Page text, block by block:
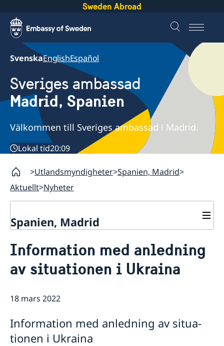
Sweden Abroad
SvenskaEnglishEspañol
Sveriges ambassad
Madrid, Spanien
Välkommen till Sveriges ambassad i Madrid.
Lokal tid20:09
Utlandsmyndigheter Spanien, Madrid
Aktuellt Nyheter
Spanien, Madrid
Om oss
Ambassadens personal
Dataskyddspolicy (GDPR)
Lediga tjänster
Så stöttar vi svenska företag
Team Sweden
Svenska företag i Spanien
Anmäl handelshinder
Nyheter
evenemang
Svenskrelaterade kontakter i Spanien
Infor­ma­tion med anled­ning
av situ­a­tionen i Ukraina
18 mars 2022
Infor­ma­tion med anled­ning av situ­a­
tionen i Ukraina